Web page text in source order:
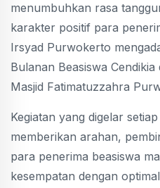
menumbuhkan rasa
karakter positif para
Irsyad Purwokerto
Bulanan Beasiswa
Masjid Fatimatuzzahra
Kegiatan yang digelar
memberikan arahan,
para penerima beasiswa
kesempatan dengan